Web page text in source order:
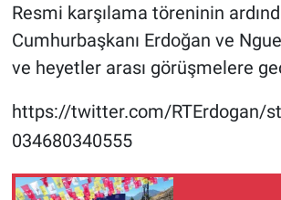
Resmi karşılama töreninin
Cumhurbaşkanı Erdoğan ve
ve heyetler arası görüşmelere
https://twitter.com/RTErdogan/
034680340555